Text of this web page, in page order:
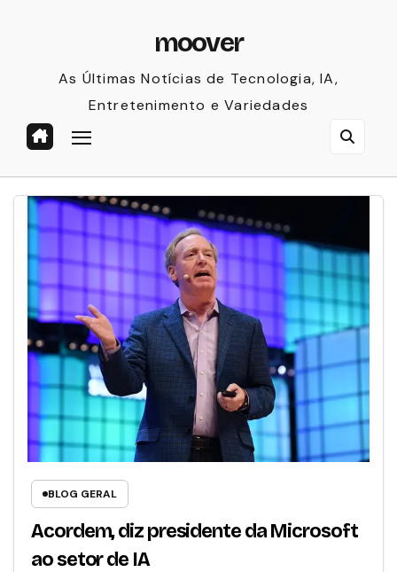
moover
As Últimas Notícias de Tecnologia, IA,
Entretenimento e Variedades
BLOG GERAL
Acordem, diz presidente da Microsoft
ao setor de IA